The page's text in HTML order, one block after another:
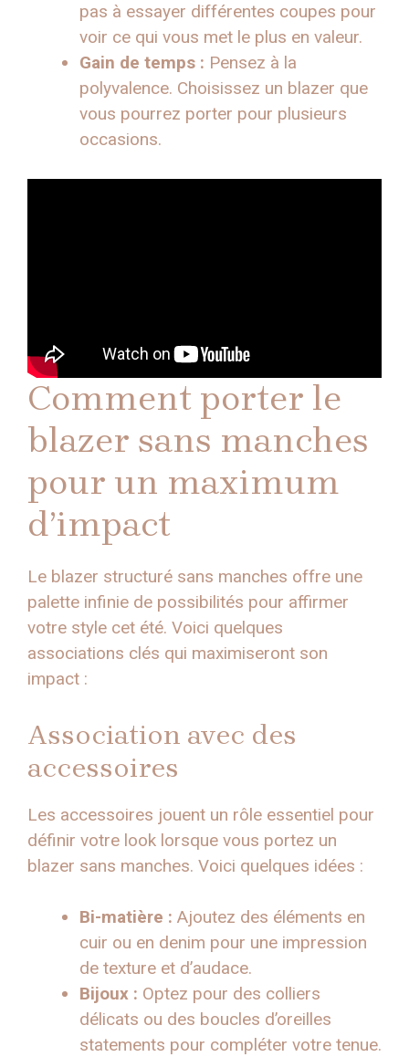
pas à essayer différentes coupes pour
voir ce qui vous met le plus en valeur.
Gain de temps : Pensez à la
polyvalence. Choisissez un blazer que
vous pourrez porter pour plusieurs
occasions.
Comment porter le
blazer sans manches
pour un maximum
d’impact
Le blazer structuré sans manches offre une
palette infinie de possibilités pour affirmer
votre style cet été. Voici quelques
associations clés qui maximiseront son
impact :
Association avec des
accessoires
Les accessoires jouent un rôle essentiel pour
définir votre look lorsque vous portez un
blazer sans manches. Voici quelques idées :
Bi-matière : Ajoutez des éléments en
cuir ou en denim pour une impression
de texture et d’audace.
Bijoux : Optez pour des colliers
délicats ou des boucles d’oreilles
statements pour compléter votre tenue.